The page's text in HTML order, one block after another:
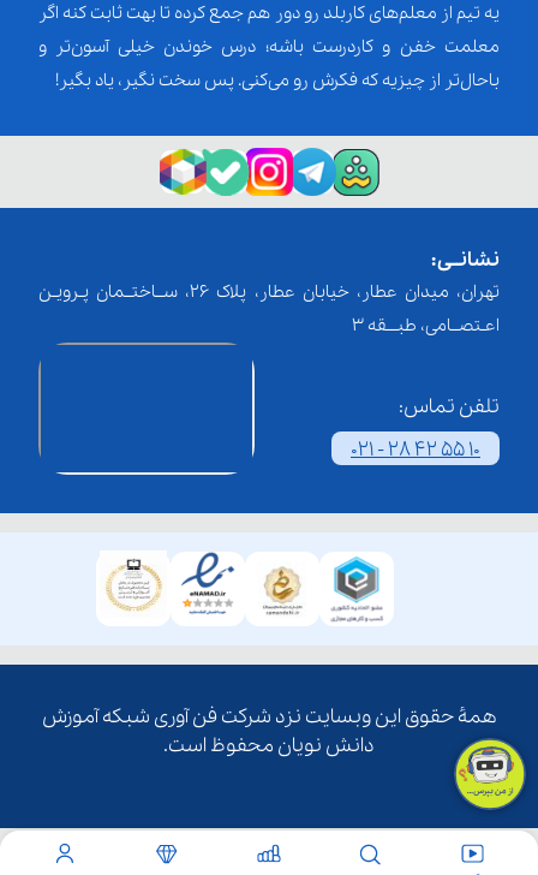
یه تیم از معلم‌‌های کاربلد رو دور هم جمع کرده تا بهت ثابت کنه اگر
معلمت خفن و کاردرست باشه؛ درس خوندن خیلی آسون‌تر و
باحال‌تر از چیزیه که فکرش رو می‌کنی. پس سخت نگیر، یاد بگیر!
نشانــی:
تهران، میدان عطار، خیابان عطار، پلاک 26، ســاختــمان پـرویـن
اعـتصــامی، طبـــقه 3
تلفن تماس:
021 - 28 42 55 10
همۀ حقوق این وبسایت نزد شرکت فن آوری شبکه آموزش
دانش نویان محفوظ است.